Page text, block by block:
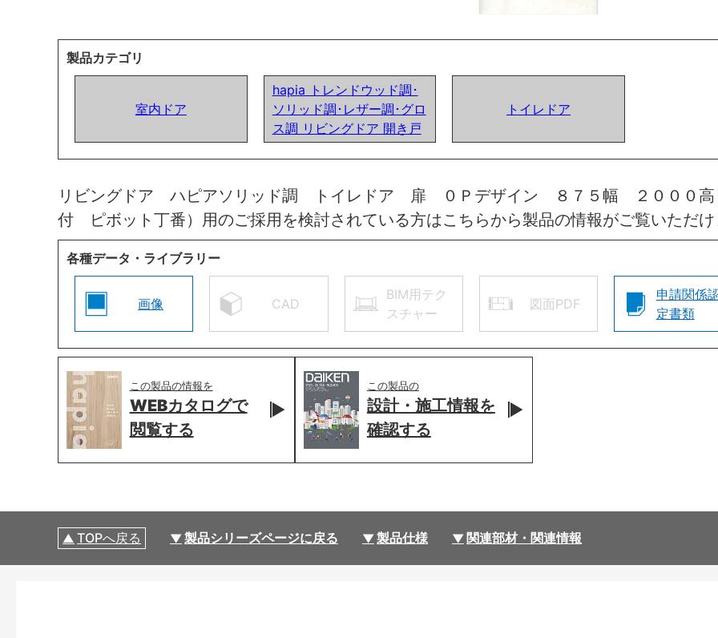
製品カテゴリ
室内ドア
hapia トレンドウッド調･
ソリッド調･レザー調･グロ
ス調 リビングドア 開き戸
トイレドア
リビングドア ハピアソリッド調 トイレドア 扉 ０Ｐデザイン ８７５幅 ２０００
付 ピボット丁番）用のご採用を検討されている方はこちらから製品の情報がご覧いただ
各種データ・ライブラリー
画像 CAD
BIM用テク
スチャー
図面PDF
申請関係
定書類
この製品の情報を
WEBカタログで
閲覧する
この製品の
設計・施工情報を
確認する
TOPへ戻る 製品シリーズページに戻る 製品仕様 関連部材・関連情報